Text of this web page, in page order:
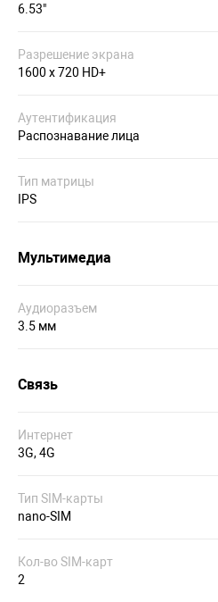
6.53"
Разрешение экрана
1600 x 720 HD+
Аутентификация
Распознавание лица
Тип матрицы
IPS
Мультимедиа
Аудиоразъем
3.5 мм
Связь
Интернет
3G, 4G
Тип SIM-карты
nano-SIM
Кол-во SIM-карт
2